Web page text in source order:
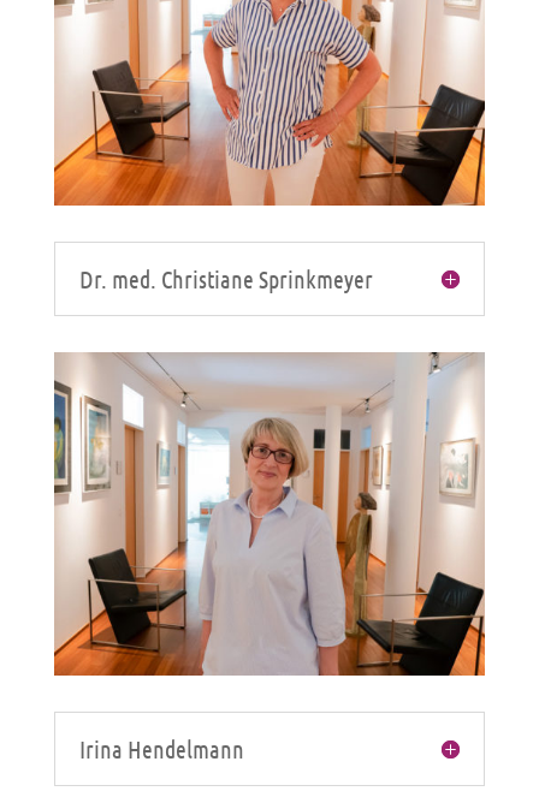
Dr. med. Christiane Sprinkmeyer
Irina Hendelmann